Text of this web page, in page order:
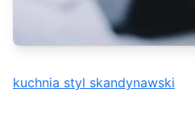
kuchnia styl skandynawski